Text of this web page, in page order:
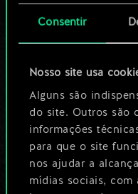
Consentir
Nosso site usa
Alguns são
do site. Outros são
informações
para que o site
nos ajudar a
mídias sociais, com
apenas
No
ser